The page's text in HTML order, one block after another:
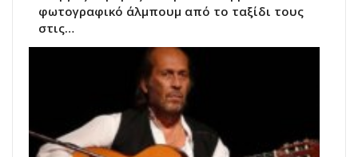
φωτογραφικό άλμπουμ από το ταξίδι τους
στις…